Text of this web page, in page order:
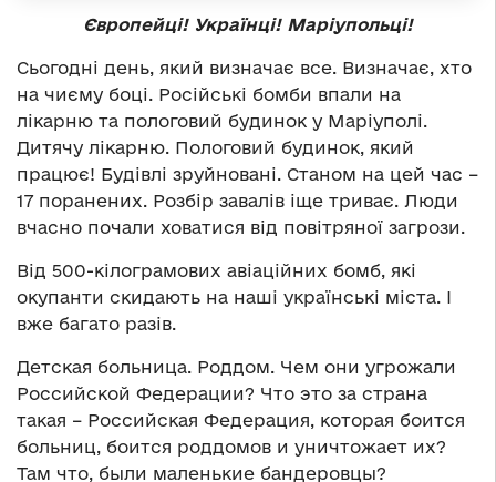
Європейці! Українці! Маріупольці!
Сьогодні день, який визначає все. Визначає, хто
на чиєму боці. Російські бомби впали на
лікарню та пологовий будинок у Маріуполі.
Дитячу лікарню. Пологовий будинок, який
працює! Будівлі зруйновані. Станом на цей час –
17 поранених. Розбір завалів іще триває. Люди
вчасно почали ховатися від повітряної загрози.
Від 500-кілограмових авіаційних бомб, які
окупанти скидають на наші українські міста. І
вже багато разів.
Детская больница. Роддом. Чем они угрожали
Российской Федерации? Что это за страна
такая – Российская Федерация, которая боится
больниц, боится роддомов и уничтожает их?
Там что, были маленькие бандеровцы?